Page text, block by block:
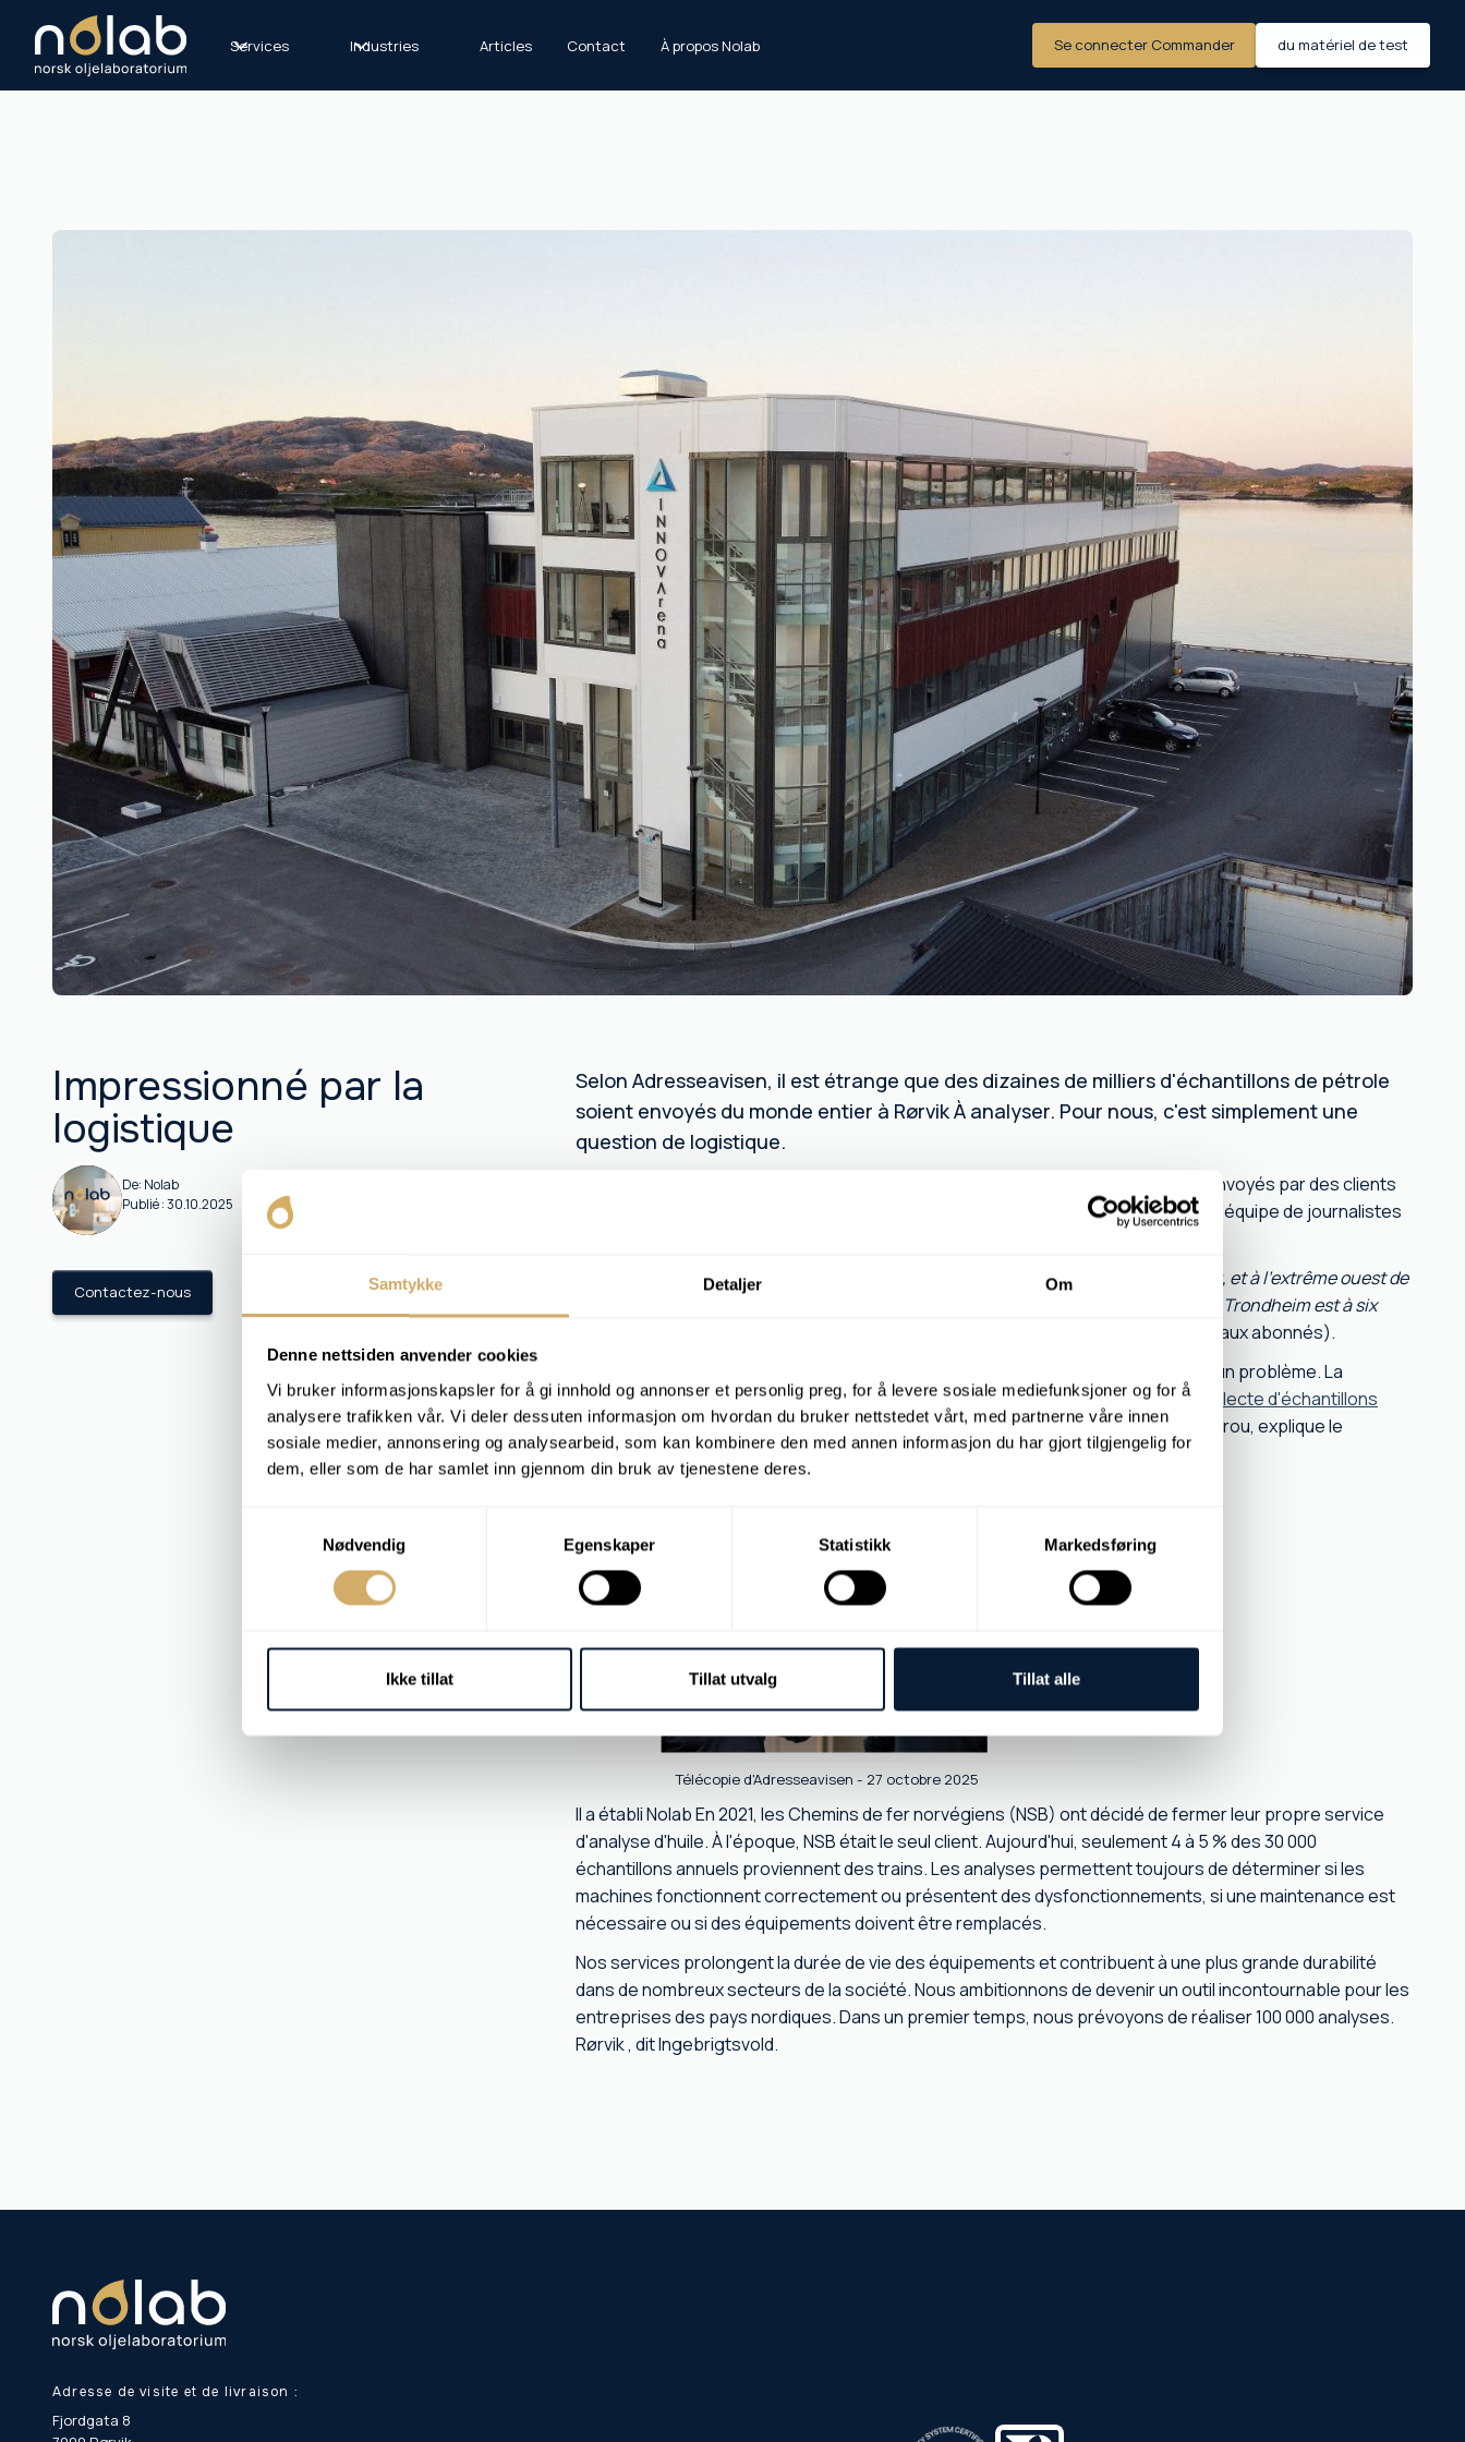
Samtykke Detaljer Om
Denne nettsiden anvender cookies
Vi bruker informasjonskapsler for å gi innhold og annonser et personlig preg, for å levere sosiale mediefunksjoner og for å
analysere trafikken vår. Vi deler dessuten informasjon om hvordan du bruker nettstedet vårt, med partnerne våre innen
sosiale medier, annonsering og analysearbeid, som kan kombinere den med annen informasjon du har gjort tilgjengelig for
dem, eller som de har samlet inn gjennom din bruk av tjenestene deres.
Nødvendig
Egenskaper Statistikk Markedsføring
Ikke tillat Tillat utvalg Tillat alle
Services Industries Articles Contact À propos Nolab Se connecter Commander du matériel de test
Impressionné par la
logistique
De: Nolab
Publié :30.10.2025
Contactez-nous
Selon Adresseavisen, il est étrange que des dizaines de milliers d'échantillons de pétrole
soient envoyés du monde entier à Rørvik À analyser. Pour nous, c'est simplement une
question de logistique.
Chaque année, nous recevons et analysons plus de 30 000 échantillons d'huile, envoyés par des clients
du monde entier à notre laboratoire dont l'adresse postale est 7900. Rørvik Pour l'équipe de journalistes
« Rørvik est situé sur la côte d’Ytre Namdal, presque à l’extrême nord du Trøndelag, et à l’extrême ouest de
la zone habitée. La route européenne 6 est à 120 kilomètres. En voiture et en ferry, Trondheim est à six
écrit le journaliste dans son article (accessible uniquement aux abonnés).
Pour nous, notre emplacement est le plus naturel au monde, et cela ne pose aucun problème. La
logistique est si simple que nous avons récemment mis en placeun service de collecte d'échantillons
d'huileauprès de nos clients, qu'ils soient sur place ou non. Rørvik ou à Lima, au Pérou, explique le
directeur général Helge Ingebrigtsvold.
Télécopie d'Adresseavisen - 27 octobre 2025
Il a établi Nolab En 2021, les Chemins de fer norvégiens (NSB) ont décidé de fermer leur propre service
d'analyse d'huile. À l'époque, NSB était le seul client. Aujourd'hui, seulement 4 à 5 % des 30 000
échantillons annuels proviennent des trains. Les analyses permettent toujours de déterminer si les
machines fonctionnent correctement ou présentent des dysfonctionnements, si une maintenance est
nécessaire ou si des équipements doivent être remplacés.
Nos services prolongent la durée de vie des équipements et contribuent à une plus grande durabilité
dans de nombreux secteurs de la société. Nous ambitionnons de devenir un outil incontournable pour les
entreprises des pays nordiques. Dans un premier temps, nous prévoyons de réaliser 100 000 analyses.
Rørvik , dit Ingebrigtsvold.
Adresse de visite et de livraison :
Fjordgata 8